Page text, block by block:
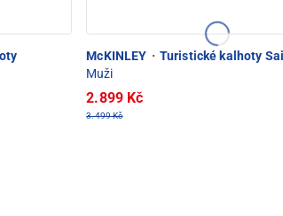
McKINLEY · Turistické kalhoty
Muži
2.899 Kč
3.499 Kč